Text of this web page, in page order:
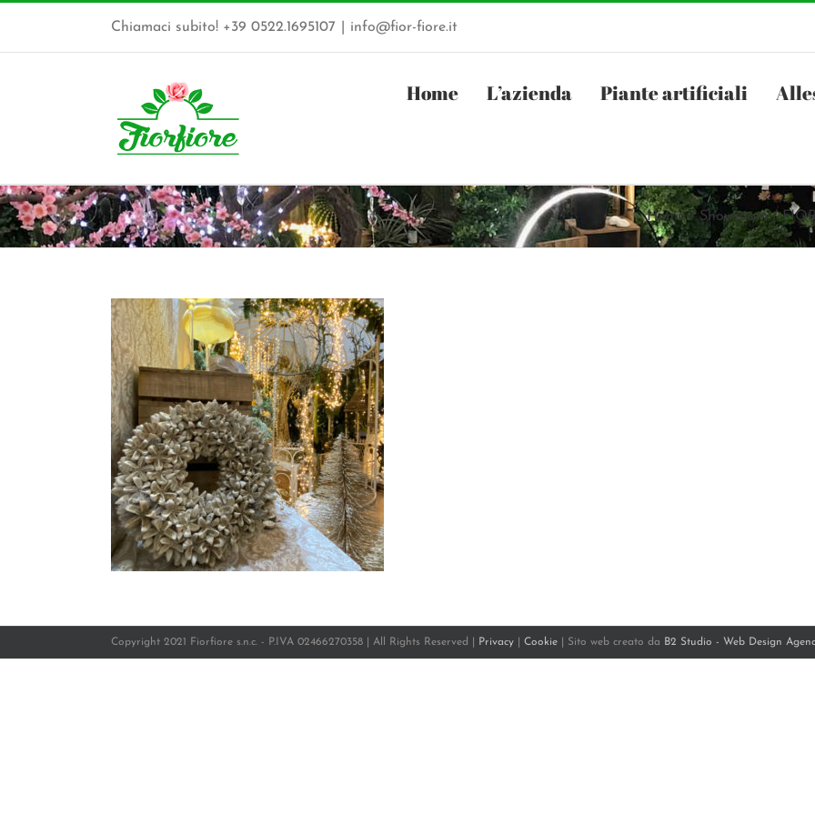
Chiamaci subito! +39 0522.1695107 info@fior-fiore.it
Home L’azienda Piante artificiali
Home Showroom
Copyright 2021 Fiorfiore s.n.c. - P.IVA 02466270358 | All Rights Reserved | Privacy Cookie | Sito web creato da B2 Studio - Web Design